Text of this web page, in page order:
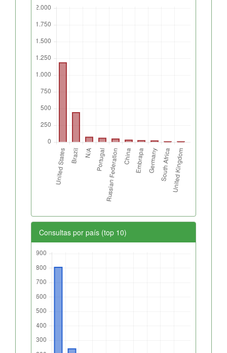
Consultas por país (top 10)